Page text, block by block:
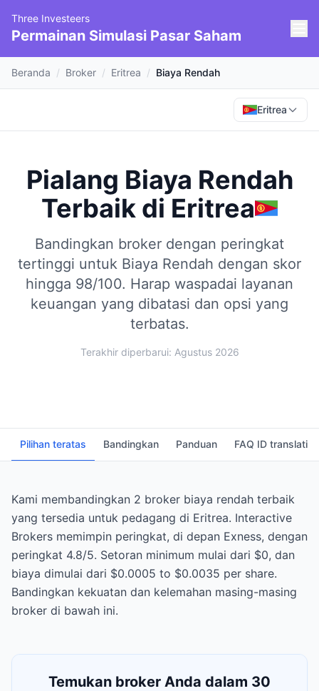
Three Investeers
Permainan Simulasi Pasar Saham
Beranda / Broker / Eritrea / Biaya Rendah
Eritrea
Pialang Biaya Rendah
Terbaik di Eritrea
Bandingkan broker dengan peringkat
tertinggi untuk Biaya Rendah dengan skor
hingga 98/100. Harap waspadai layanan
keuangan yang dibatasi dan opsi yang
terbatas.
Terakhir diperbarui: Agustus 2026
Pilihan teratas Bandingkan Panduan FAQ ID
Kami membandingkan 2 broker biaya rendah terbaik
yang tersedia untuk pedagang di Eritrea. Interactive
Brokers memimpin peringkat, di depan Exness, dengan
peringkat 4.8/5. Setoran minimum mulai dari $0, dan
biaya dimulai dari $0.0005 to $0.0035 per share.
Bandingkan kekuatan dan kelemahan masing-masing
broker di bawah ini.
Temukan broker Anda dalam 30